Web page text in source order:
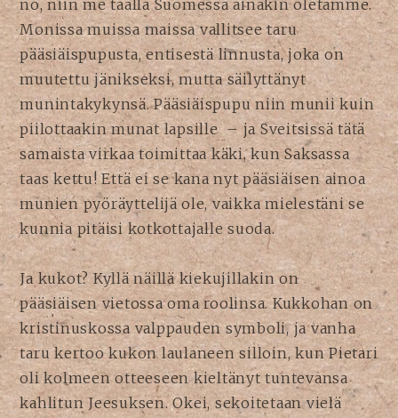
no, niin me täällä Suomessa ainakin oletamme.
Monissa muissa maissa vallitsee taru
pääsiäispupusta, entisestä linnusta, joka on
muutettu jänikseksi, mutta säilyttänyt
munintakykynsä. Pääsiäispupu niin munii kuin
piilottaakin munat lapsille – ja Sveitsissä tätä
samaista virkaa toimittaa käki, kun Saksassa
taas kettu! Että ei se kana nyt pääsiäisen ainoa
munien pyöräyttelijä ole, vaikka mielestäni se
kunnia pitäisi kotkottajalle suoda.
Ja kukot? Kyllä näillä kiekujillakin on
pääsiäisen vietossa oma roolinsa. Kukkohan on
kristinuskossa valppauden symboli, ja vanha
taru kertoo kukon laulaneen silloin, kun Pietari
oli kolmeen otteeseen kieltänyt tuntevansa
kahlitun Jeesuksen. Okei, sekoitetaan vielä